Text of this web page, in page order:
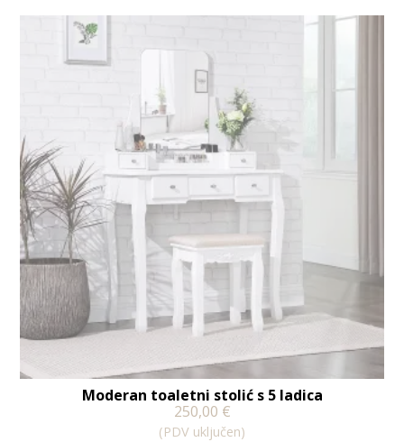
Moderan toaletni stolić s 5 ladica
250,00 €
(PDV uključen)